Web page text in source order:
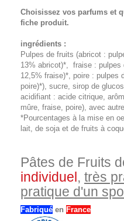
Choisissez vos parfums et
fiche produit.
ingrédients :
Pulpes de fruits (abricot :
13% abricot)*, fraise : pulpes
12,5% fraise)*, poire : pulpes
poire)*), sucre, sirop de
acidifiant : acide citrique,
mûre, fraise, poire), avec
*Pourcentages à la mise en
lait, de soja et de fruits à
Pâtes de Fruits
individuel, très
pratique d'un
Fabriqué en France